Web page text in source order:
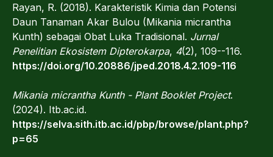
Rayan, R. (2018). Karakteristik Kimia dan Potensi
Daun Tanaman Akar Bulou (Mikania micrantha
Kunth) sebagai Obat Luka Tradisional. Jurnal
Penelitian Ekosistem Dipterokarpa, 4(2), 109--116.
https://doi.org/10.20886/jped.2018.4.2.109-116
Mikania micrantha Kunth - Plant Booklet Project.
(2024). Itb.ac.id.
https://selva.sith.itb.ac.id/pbp/browse/plant.php?
p=65